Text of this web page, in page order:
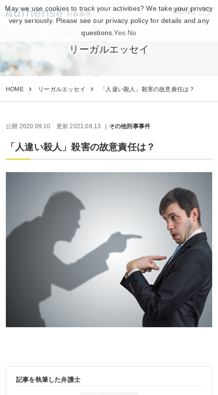
MENU
刑事事件
リーガルエッセイ
HOME リーガルエッセイ 「人違い殺人」殺害の故意責任は？
公開 2020.09.10 更新 2021.08.13 その他刑事事件
「人違い殺人」殺害の故意責任は？
記事を執筆した弁護士
May we use cookies to track your activities? We take your privacy
very seriously. Please see our privacy policy for details and any
questions.Yes No